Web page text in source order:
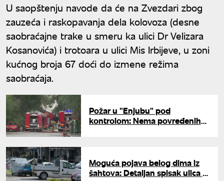
U saopštenju navode da će na Zvezdari zbog
zauzeća i raskopavanja dela kolovoza (desne
saobraćajne trake u smeru ka ulici Dr Velizara
Kosanovića) i trotoara u ulici Mis Irbijeve, u zoni
kućnog broja 67 doći do izmene režima
saobraćaja.
Požar u "Enjubu" pod
kontrolom: Nema povređenih
Moguća pojava belog dima iz
šahtova: Detaljan spisak ulica u